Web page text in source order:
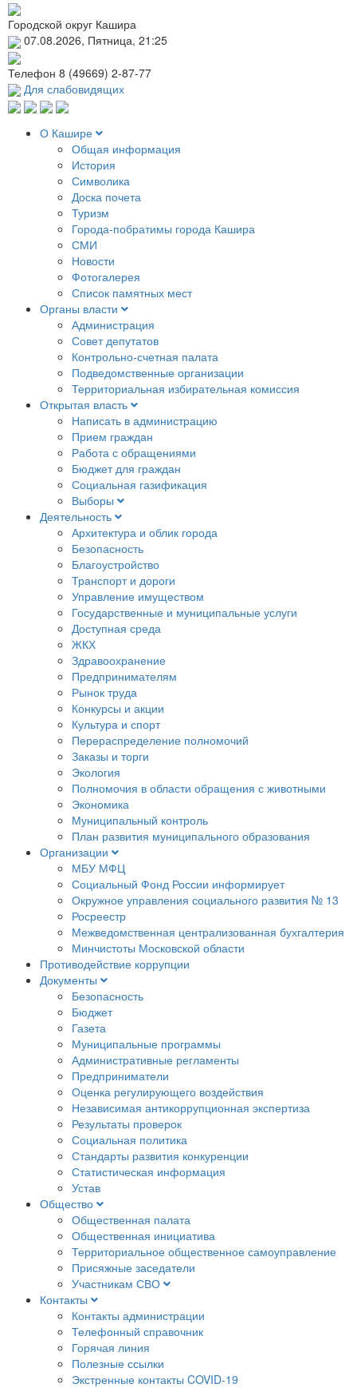
Городской округ Кашира
07.08.2026, Пятница, 21:25
Телефон 8 (49669) 2-87-77
Для слабовидящих
О Кашире
Общая информация
История
Символика
Доска почета
Туризм
Города-побратимы города Кашира
СМИ
Новости
Фотогалерея
Список памятных мест
Органы власти
Администрация
Совет депутатов
Контрольно-счетная палата
Подведомственные организации
Территориальная избирательная комиссия
Открытая власть
Написать в администрацию
Прием граждан
Работа с обращениями
Бюджет для граждан
Социальная газификация
Выборы
Деятельность
Архитектура и облик города
Безопасность
Благоустройство
Транспорт и дороги
Управление имуществом
Государственные и муниципальные услуги
Доступная среда
ЖКХ
Здравоохранение
Предпринимателям
Рынок труда
Конкурсы и акции
Культура и спорт
Перераспределение полномочий
Заказы и торги
Экология
Полномочия в области обращения с животными
Экономика
Муниципальный контроль
План развития муниципального образования
Организации
МБУ МФЦ
Социальный Фонд России информирует
Окружное управления социального развития № 13
Росреестр
Межведомственная централизованная бухгалтерия
Минчистоты Московской области
Противодействие коррупции
Документы
Безопасность
Бюджет
Газета
Муниципальные программы
Административные регламенты
Предприниматели
Оценка регулирующего воздействия
Независимая антикоррупционная экспертиза
Результаты проверок
Социальная политика
Стандарты развития конкуренции
Статистическая информация
Устав
Общество
Общественная палата
Общественная инициатива
Территориальное общественное самоуправление
Присяжные заседатели
Участникам СВО
Контакты
Контакты администрации
Телефонный справочник
Горячая линия
Полезные ссылки
Экстренные контакты COVID-19